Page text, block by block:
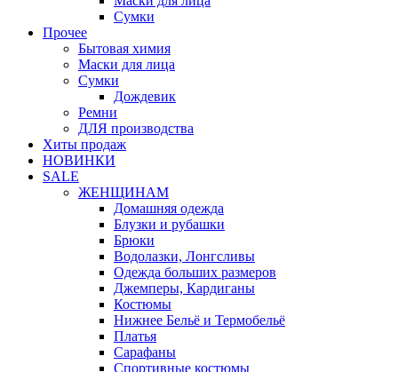
Сумки
Прочее
Бытовая химия
Маски для лица
Сумки
Дождевик
Ремни
ДЛЯ производства
Хиты продаж
НОВИНКИ
SALE
ЖЕНЩИНАМ
Домашняя одежда
Блузки и рубашки
Брюки
Водолазки, Лонгсливы
Одежда больших размеров
Джемперы, Кардиганы
Костюмы
Нижнее Бельё и Термобельё
Платья
Сарафаны
Спортивные костюмы